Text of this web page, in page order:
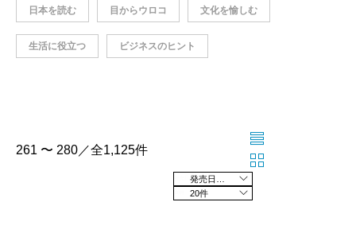
日本を読む 目からウロコ 文化を愉しむ
生活に役立つ ビジネスのヒント
261 〜 280／全1,125件
20件